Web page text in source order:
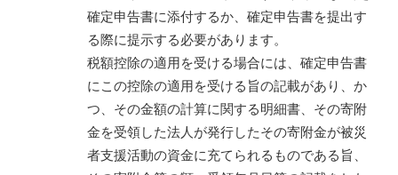
確定申告書に添付するか、確定申告書を提出す
る際に提示する必要があります。
税額控除の適用を受ける場合には、確定申告書
にこの控除の適用を受ける旨の記載があり、か
つ、その金額の計算に関する明細書、その寄附
金を受領した法人が発行したその寄附金が被災
者支援活動の資金に充てられるものである旨、